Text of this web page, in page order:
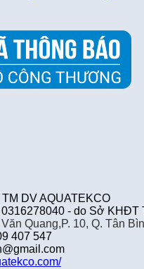
DV AQUATEKCO
- do Sở KHĐT
Quang,P. 10, Q. Tân
407 547